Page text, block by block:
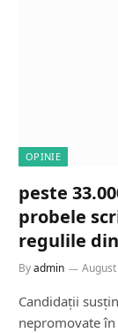
OPINIE
peste
probele
regulile
Byadmin
Candidații
nepromovate